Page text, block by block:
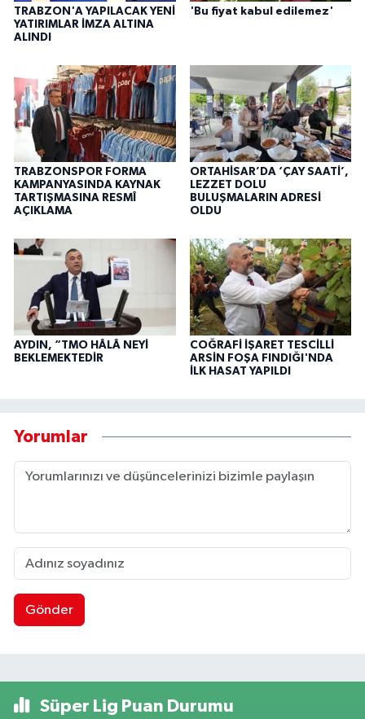
TRABZON'A YAPILACAK YENİ
YATIRIMLAR İMZA ALTINA
ALINDI
'Bu fiyat kabul edilemez'
TRABZONSPOR FORMA
KAMPANYASINDA KAYNAK
TARTIŞMASINA RESMÎ
AÇIKLAMA
ORTAHİSAR’DA ‘ÇAY SAATİ’,
LEZZET DOLU
BULUŞMALARIN ADRESİ
OLDU
AYDIN, “TMO HÂLÂ NEYİ
BEKLEMEKTEDİR
COĞRAFİ İŞARET TESCİLLİ
ARSİN FOŞA FINDIĞI'NDA
İLK HASAT YAPILDI
Yorumlar
Gönder
Süper Lig Puan Durumu